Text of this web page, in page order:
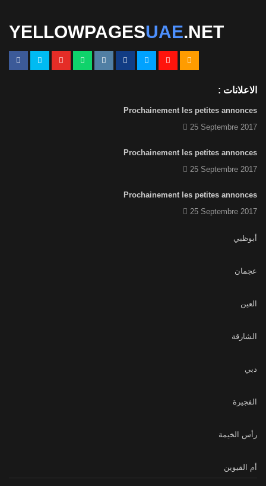
YELLOWPAGESUAE.NET
الاعلانات :
Prochainement les petites annonces
25 Septembre 2017
Prochainement les petites annonces
25 Septembre 2017
Prochainement les petites annonces
25 Septembre 2017
أبوظبي
عجمان
العين
الشارقة
دبي
الفجيرة
رأس الخيمة
أم القيوين